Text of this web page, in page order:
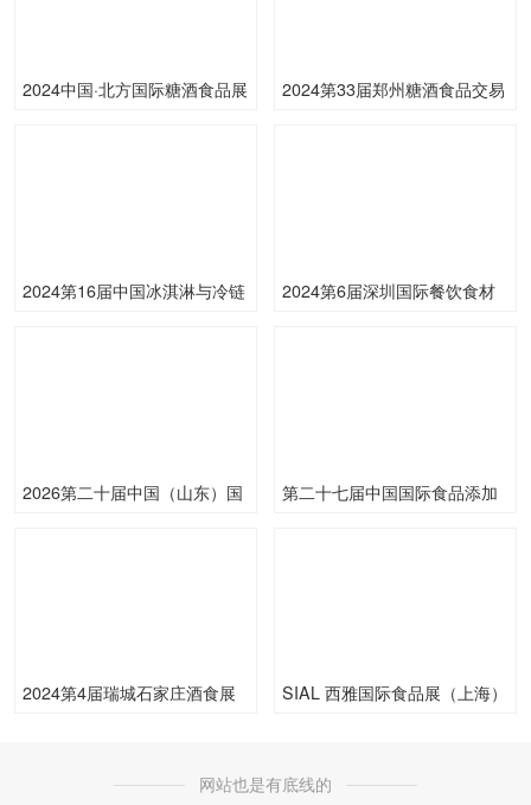
2024中国·北方国际糖酒食品展
2024第33届郑州糖酒食品交易
2024第16届中国冰淇淋与冷链
2024第6届深圳国际餐饮食材
2026第二十届中国（山东）国
第二十七届中国国际食品添加
2024第4届瑞城石家庄酒食展 SIAL 西雅国际食品展（上海）
网站也是有底线的